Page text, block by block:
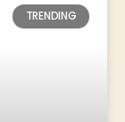
TRENDING